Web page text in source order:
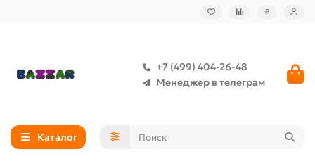
₽
+7 (499) 404-26-48
Менеджер в телеграм
Каталог